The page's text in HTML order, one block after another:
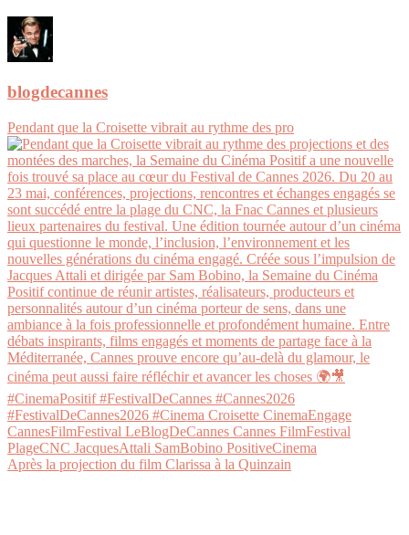
blogdecannes
Pendant que la Croisette vibrait au rythme des pro
Après la projection du film Clarissa à la Quinzain